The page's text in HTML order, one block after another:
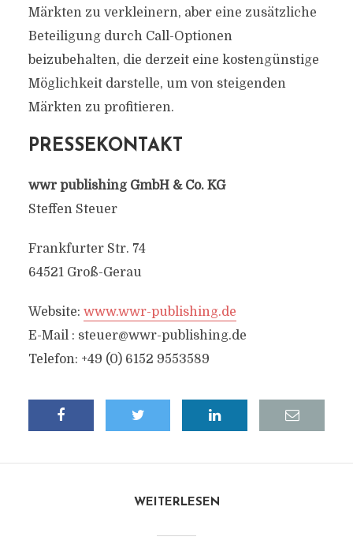
Märkten zu verkleinern, aber eine zusätzliche
Beteiligung durch Call-Optionen
beizubehalten, die derzeit eine kostengünstige
Möglichkeit darstelle, um von steigenden
Märkten zu profitieren.
PRESSEKONTAKT
wwr publishing GmbH & Co. KG
Steffen Steuer
Frankfurter Str. 74
64521 Groß-Gerau
Website: www.wwr-publishing.de
E-Mail : steuer@wwr-publishing.de
Telefon: +49 (0) 6152 9553589
WEITERLESEN